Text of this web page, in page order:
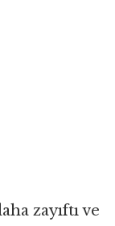
zayıftı ve